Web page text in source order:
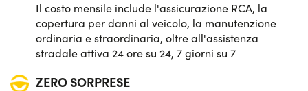
Potenza:70 CV
Il costo mensile include l'assicurazione RCA, la
copertura per danni al veicolo, la manutenzione
ordinaria e straordinaria, oltre all'assistenza
stradale attiva 24 ore su 24, 7 giorni su 7
ZERO SORPRESE